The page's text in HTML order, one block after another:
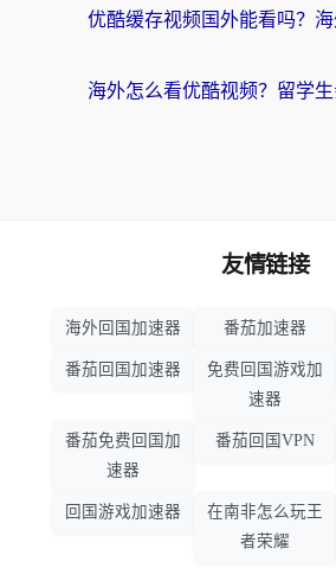
友情链接
海外回国加速器 番茄加速器
番茄回国加速器
免费回国游戏加
速器
番茄免费回国加
速器
番茄回国VPN
回国游戏加速器
在南非怎么玩王
者荣耀